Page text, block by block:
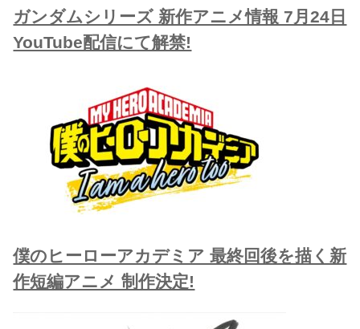
ガンダムシリーズ 新作アニメ情報 7月24日
YouTube配信にて解禁!
僕のヒーローアカデミア 最終回後を描く新
作短編アニメ 制作決定!